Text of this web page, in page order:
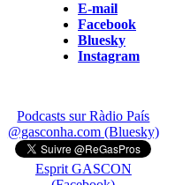
E-mail
Facebook
Bluesky
Instagram
Podcasts sur Ràdio País
@gasconha.com (Bluesky)
Esprit GASCON